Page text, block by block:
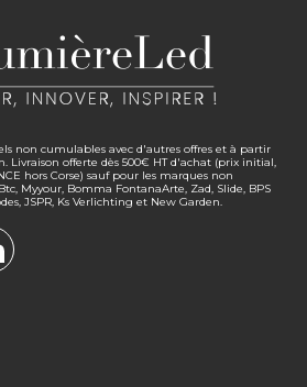
non cumulables avec d'autres offres et à partir
Livraison offerte dès 500€ HT d'achat (prix initial,
hors Corse) sauf pour les marques non
Myyour, Bomma FontanaArte, Zad, Slide, BPS
JSPR, Ks Verlichting et New Garden.